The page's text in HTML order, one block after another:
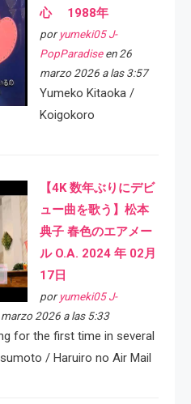
心 1988年
por yumeki05 J-
PopParadiseen 26
marzo 2026 a las 3:57
Yumeko Kitaoka /
Koigokoro
【4K 数年ぶりにデビ
ュー曲を歌う】松本
典子 春色のエアメー
ル O.A. 2024 年 02月
17日
por yumeki05 J-
2026 a las 5:33
for the first time in several
/ Haruiro no Air Mail